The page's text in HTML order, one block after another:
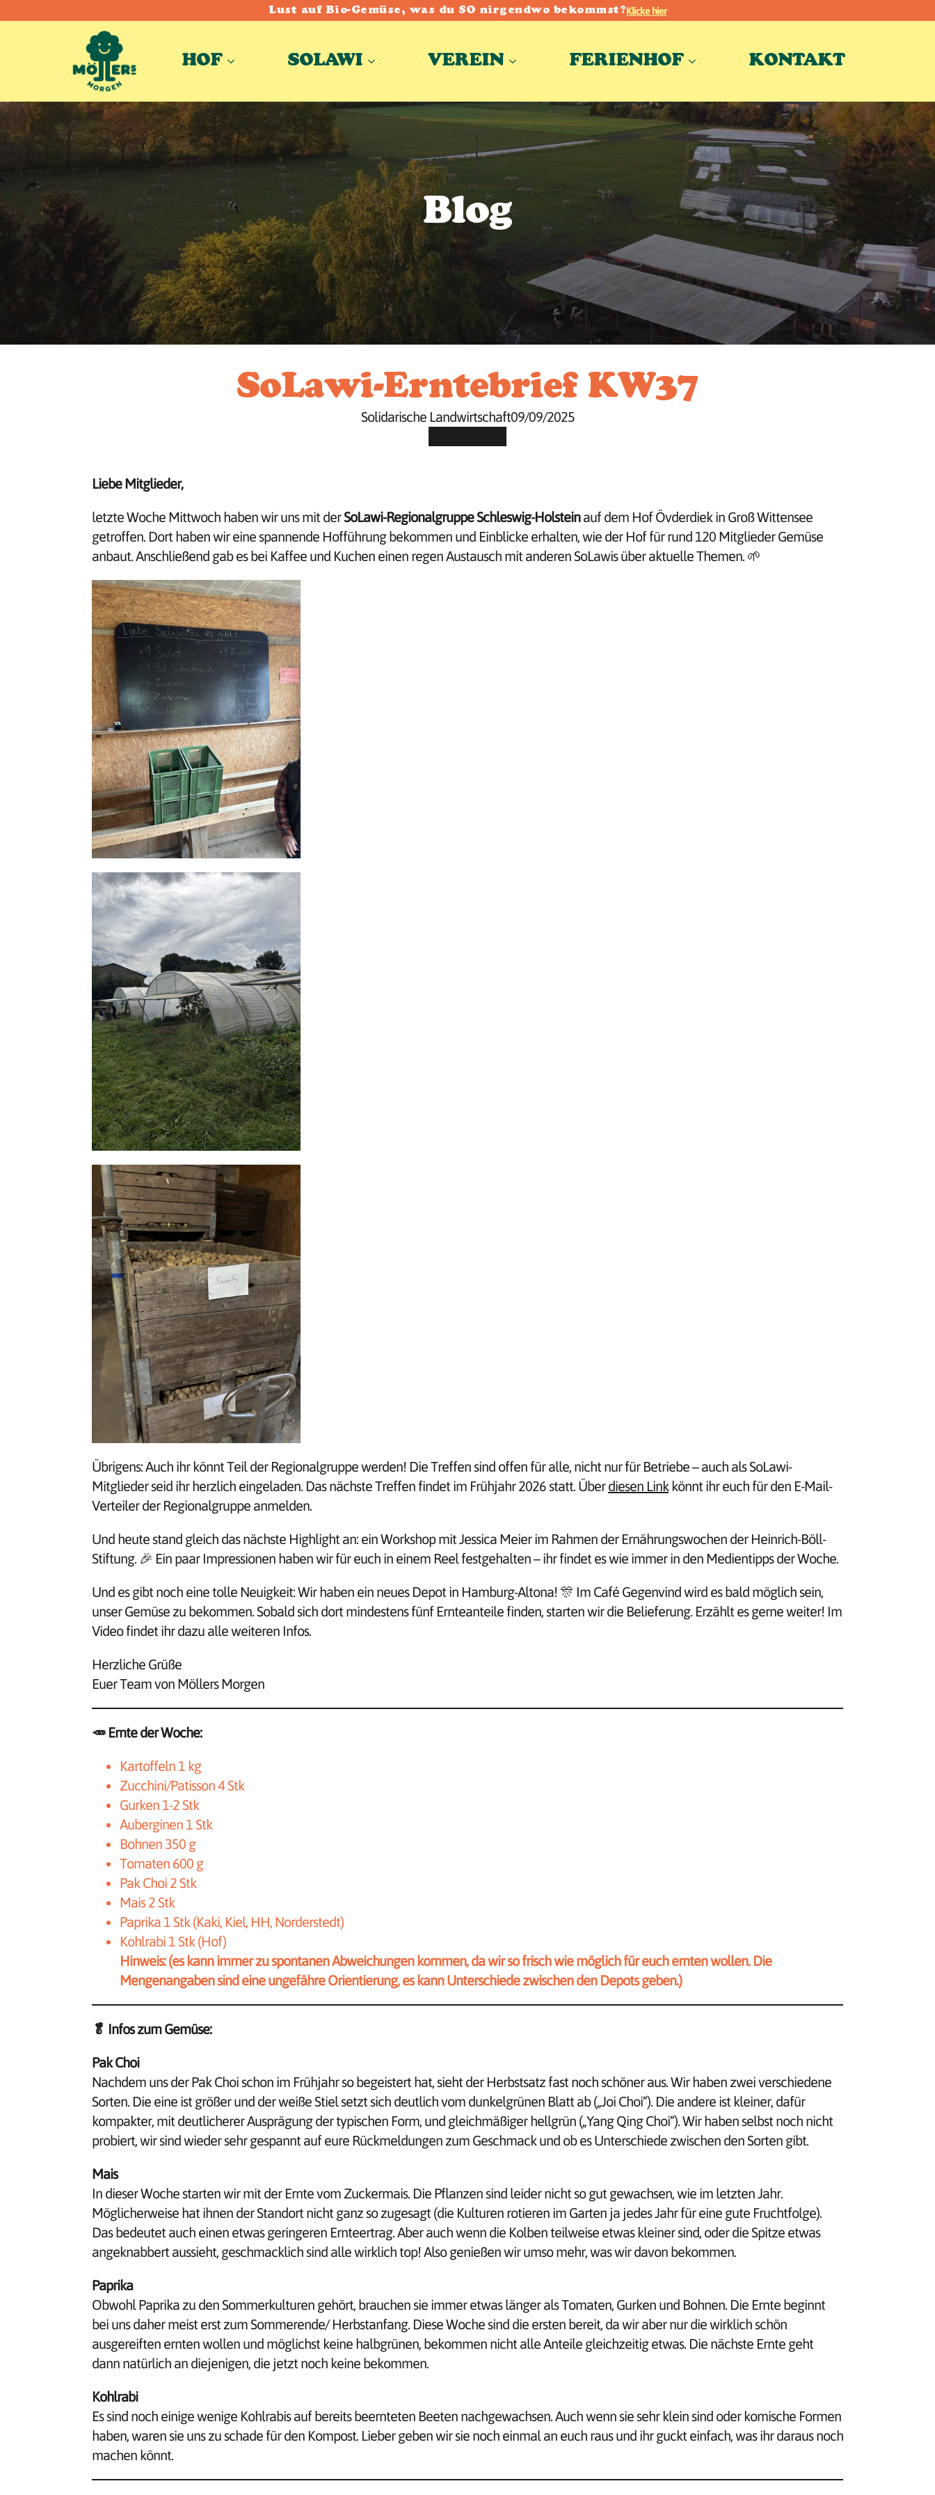
Lust auf Bio-Gemüse, was du SO nirgendwo bekommst?Klicke hier
HOF SOLAWI VEREIN FERIENHOF KONTAKT
Blog
SoLawi-Erntebrief KW37
Solidarische Landwirtschaft09/09/2025
Liebe Mitglieder,
letzte Woche Mittwoch haben wir uns mit derSoLawi-Regionalgruppe Schleswig-Holsteinauf dem Hof Övderdiek in Groß Wittensee
getroffen. Dort haben wir eine spannende Hofführung bekommen und Einblicke erhalten, wie der Hof für rund 120 Mitglieder Gemüse
anbaut. Anschließend gab es bei Kaffee und Kuchen einen regen Austausch mit anderen SoLawis über aktuelle Themen. 🌱
Übrigens: Auch ihr könnt Teil der Regionalgruppe werden! Die Treffen sind offen für alle, nicht nur für Betriebe – auch als SoLawi-
Mitglieder seid ihr herzlich eingeladen. Das nächste Treffen findet im Frühjahr 2026 statt. Überdiesen Link könnt ihr euch für den E-Mail-
Verteiler der Regionalgruppe anmelden.
Und heute stand gleich das nächste Highlight an: ein Workshop mit Jessica Meier im Rahmen der Ernährungswochen der Heinrich-Böll-
Stiftung. 🎉 Ein paar Impressionen haben wir für euch in einem Reel festgehalten – ihr findet es wie immer in den Medientipps der Woche.
Und es gibt noch eine tolle Neuigkeit: Wir haben ein neues Depot in Hamburg-Altona! 🎊 Im Café Gegenvind wird es bald möglich sein,
unser Gemüse zu bekommen. Sobald sich dort mindestens fünf Ernteanteile finden, starten wir die Belieferung. Erzählt es gerne weiter! Im
Video findet ihr dazu alle weiteren Infos.
Herzliche Grüße
Euer Team von Möllers Morgen
🥕Ernte der Woche:
Kartoffeln 1 kg
Zucchini/Patisson 4 Stk
Gurken 1-2 Stk
Auberginen 1 Stk
Bohnen 350 g
Tomaten 600 g
Pak Choi 2 Stk
Mais 2 Stk
Paprika 1 Stk (Kaki, Kiel, HH, Norderstedt)
Kohlrabi 1 Stk (Hof)
Hinweis: (es kann immer zu spontanen Abweichungen kommen, da wir so frisch wie möglich für euch ernten wollen. Die
Mengenangaben sind eine ungefähre Orientierung, es kann Unterschiede zwischen den Depots geben.)
🥬 Infos zum Gemüse:
Pak Choi
Nachdem uns der Pak Choi schon im Frühjahr so begeistert hat, sieht der Herbstsatz fast noch schöner aus. Wir haben zwei verschiedene
Sorten. Die eine ist größer und der weiße Stiel setzt sich deutlich vom dunkelgrünen Blatt ab („Joi Choi“). Die andere ist kleiner, dafür
kompakter, mit deutlicherer Ausprägung der typischen Form, und gleichmäßiger hellgrün („Yang Qing Choi“). Wir haben selbst noch nicht
probiert, wir sind wieder sehr gespannt auf eure Rückmeldungen zum Geschmack und ob es Unterschiede zwischen den Sorten gibt.
Mais
In dieser Woche starten wir mit der Ernte vom Zuckermais. Die Pflanzen sind leider nicht so gut gewachsen, wie im letzten Jahr.
Möglicherweise hat ihnen der Standort nicht ganz so zugesagt (die Kulturen rotieren im Garten ja jedes Jahr für eine gute Fruchtfolge).
Das bedeutet auch einen etwas geringeren Ernteertrag. Aber auch wenn die Kolben teilweise etwas kleiner sind, oder die Spitze etwas
angeknabbert aussieht, geschmacklich sind alle wirklich top! Also genießen wir umso mehr, was wir davon bekommen.
Paprika
Obwohl Paprika zu den Sommerkulturen gehört, brauchen sie immer etwas länger als Tomaten, Gurken und Bohnen. Die Ernte beginnt
bei uns daher meist erst zum Sommerende/ Herbstanfang. Diese Woche sind die ersten bereit, da wir aber nur die wirklich schön
ausgereiften ernten wollen und möglichst keine halbgrünen, bekommen nicht alle Anteile gleichzeitig etwas. Die nächste Ernte geht
dann natürlich an diejenigen, die jetzt noch keine bekommen.
Kohlrabi
Es sind noch einige wenige Kohlrabis auf bereits beernteten Beeten nachgewachsen. Auch wenn sie sehr klein sind oder komische Formen
haben, waren sie uns zu schade für den Kompost. Lieber geben wir sie noch einmal an euch raus und ihr guckt einfach, was ihr daraus noch
machen könnt.